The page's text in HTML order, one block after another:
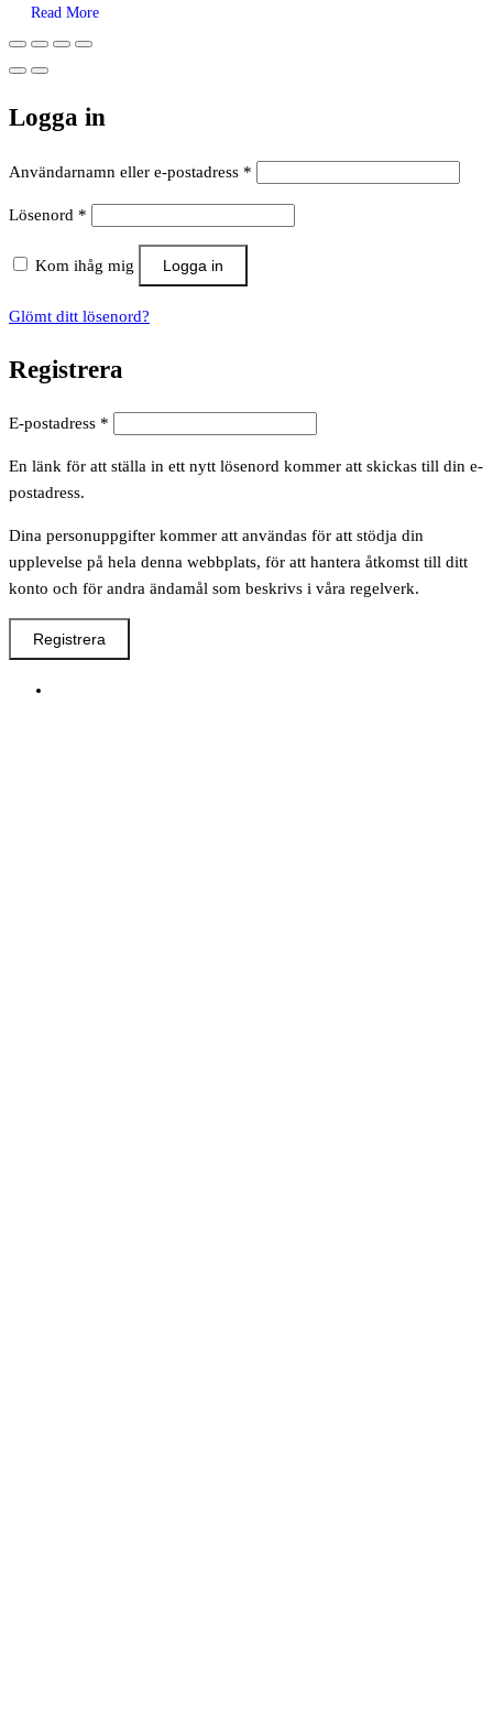
Read More
Logga in
Användarnamn eller e-postadress *
Lösenord *
Kom ihåg mig Logga in
Glömt ditt lösenord?
Registrera
E-postadress *
En länk för att ställa in ett nytt lösenord kommer att skickas till din e-
postadress.
Dina personuppgifter kommer att användas för att stödja din
upplevelse på hela denna webbplats, för att hantera åtkomst till ditt
konto och för andra ändamål som beskrivs i våra regelverk.
Registrera